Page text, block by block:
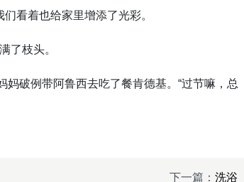
看着也给家里增添了光彩。
了枝头。
破例带阿鲁西去吃了餐肯德基。“过节嘛，总
下一篇： 洗浴